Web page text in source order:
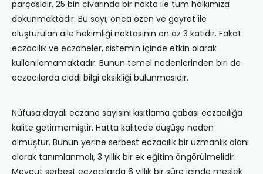
parçasıdır. 25 bin civarında bir nokta ile tüm halkımıza
dokunmaktadır. Bu sayı, onca özen ve gayret ile
oluşturulan aile hekimliği noktasının en az 3 katıdır. Fakat
eczacılık ve eczaneler, sistemin içinde etkin olarak
kullanılamamaktadır. Bunun temel nedenlerinden biri de
eczacılarda ciddi bilgi eksikliği bulunmasıdır.
Nüfusa dayalı eczane sayısını kısıtlama çabası eczacılığa
kalite getirmemiştir. Hatta kalitede düşüşe neden
olmuştur. Bunun yerine serbest eczacılık bir uzmanlık alanı
olarak tanımlanmalı, 3 yıllık bir ek eğitim öngörülmelidir.